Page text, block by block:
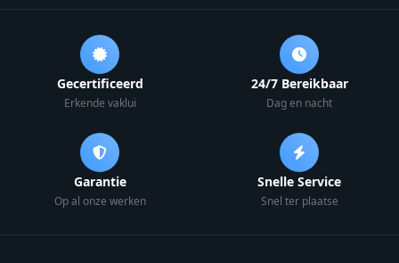
Gecertificeerd
Erkende vaklui
24/7 Bereikbaar
Dag en nacht
Garantie
Op al onze werken
Snelle Service
Snel ter plaatse